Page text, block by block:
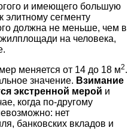
и имеющего большую
элитному сегменту
должна не меньше, чем в
на человека,
меняется от 14 до 18 м2.
значение. Взимание
экстренной мерой и
когда по-другому
нет
банковских вкладов и